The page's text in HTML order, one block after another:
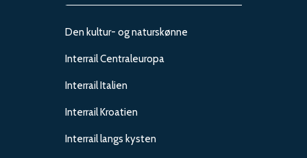
Den kultur- og naturskønne
Interrail Centraleuropa
Interrail Italien
Interrail Kroatien
Interrail langs kysten